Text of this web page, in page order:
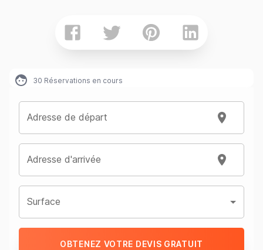
30 Réservations en cours
Adresse de départ
Adresse d'arrivée
Surface
OBTENEZ VOTRE DEVIS GRATUIT